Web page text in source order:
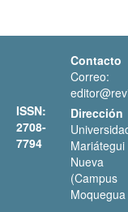
ISSN:
2708-
7794
Contacto
Correo:
Dirección
Mariátegui
Nueva